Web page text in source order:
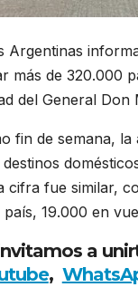
Argentinas
más de 320.000
del General
fin de semana,
cifra fue similar,
19.000 en
a
,